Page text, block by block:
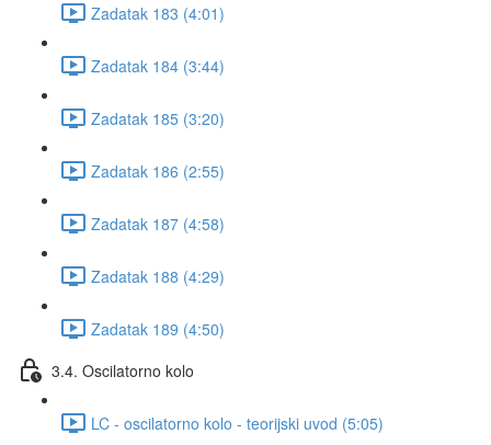
Zadatak 183 (4:01)
Zadatak 184 (3:44)
Zadatak 185 (3:20)
Zadatak 186 (2:55)
Zadatak 187 (4:58)
Zadatak 188 (4:29)
Zadatak 189 (4:50)
3.4. Oscilatorno kolo
LC - oscilatorno kolo - teorijski uvod (5:05)